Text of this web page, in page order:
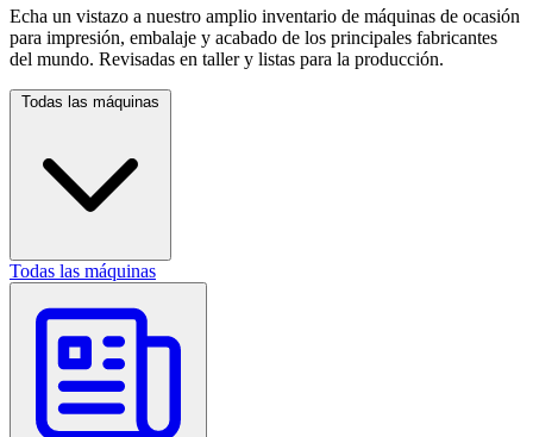
Echa un vistazo a nuestro amplio inventario de máquinas de ocasión
para impresión, embalaje y acabado de los principales fabricantes
del mundo. Revisadas en taller y listas para la producción.
Todas las máquinas
Todas las máquinas